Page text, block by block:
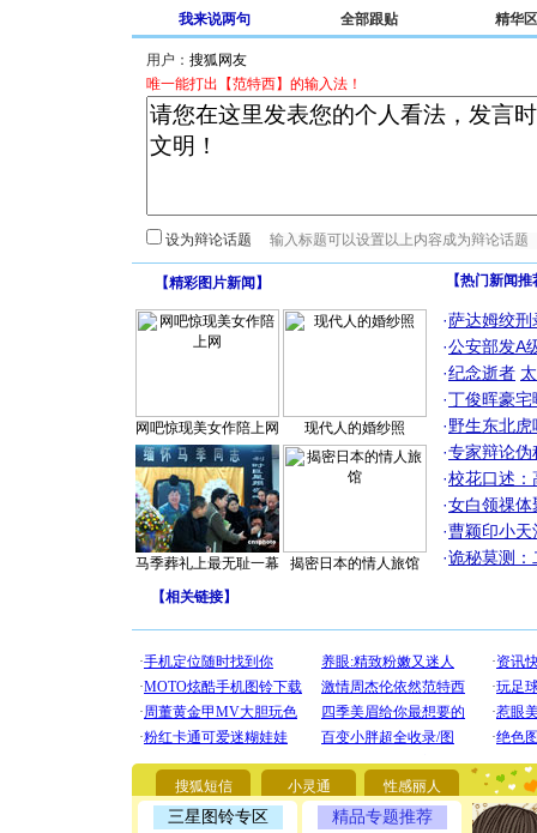
我来说两句 全部跟贴 精华区
用户：
唯一能打出【范特西】的输入法！
设为辩论话题
【精彩图片新闻 】
网吧惊现美女作陪上网 现代人的婚纱照
马季葬礼上最无耻一幕 揭密日本的情人旅馆
【热门新闻
·萨达姆绞刑
·公安部发A
·纪念逝者
·丁俊晖豪
·野生东北
·专家辩论伪
·校花口述：
·女白领祼体
·曹颖印小天
·诡秘莫测：
【相关链接】
搜狐短信 小灵通 性感丽人
三星图铃专区 精品专题推荐
你太多
要平安
能正大
都要快乐
[圣诞节]
如意,快
[元旦]看
断电。爱